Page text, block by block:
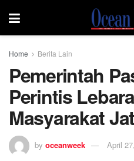
Home Berita Lain
Pemerintah
Perintis
Masyarakat
by oceanweek April